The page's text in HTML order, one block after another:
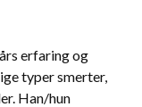
erfaring og
typer smerter,
Han/hun